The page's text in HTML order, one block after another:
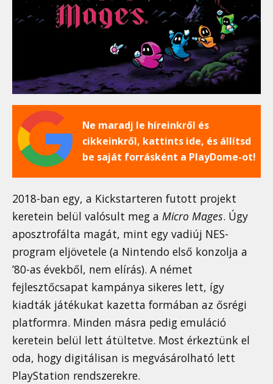
Ne maradj le híreinkről és
cikkeinkről, kattints ide, és állítsd
be saját forrásként a PlayDome-ot!
2018-ban egy, a Kickstarteren futott projekt
keretein belül valósult meg a Micro Mages. Úgy
aposztrofálta magát, mint egy vadiúj NES-
program eljövetele (a Nintendo első konzolja a
’80-as évekből, nem elírás). A német
fejlesztőcsapat kampánya sikeres lett, így
kiadták játékukat kazetta formában az ősrégi
platformra. Minden másra pedig emuláció
keretein belül lett átültetve. Most érkeztünk el
oda, hogy digitálisan is megvásárolható lett
PlayStation rendszerekre.